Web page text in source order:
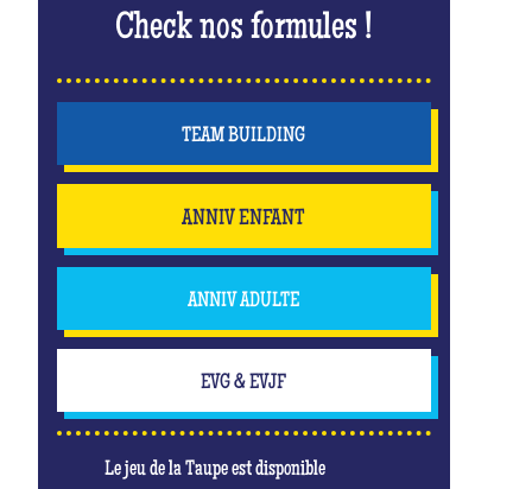
Check nos formules !
TEAM BUILDING
ANNIV ENFANT
ANNIV ADULTE
EVG & EVJF
Le jeu de la Taupe est disponible